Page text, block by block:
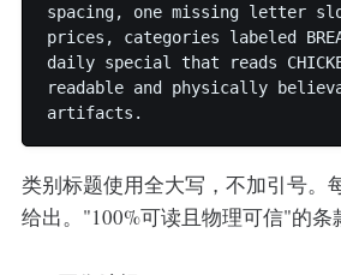
spacing, one missing letter
prices, categories labeled
daily special that reads
readable and physically
类别标题使用全大写，不加引号。
给出。"100%可读且物理可信"的条